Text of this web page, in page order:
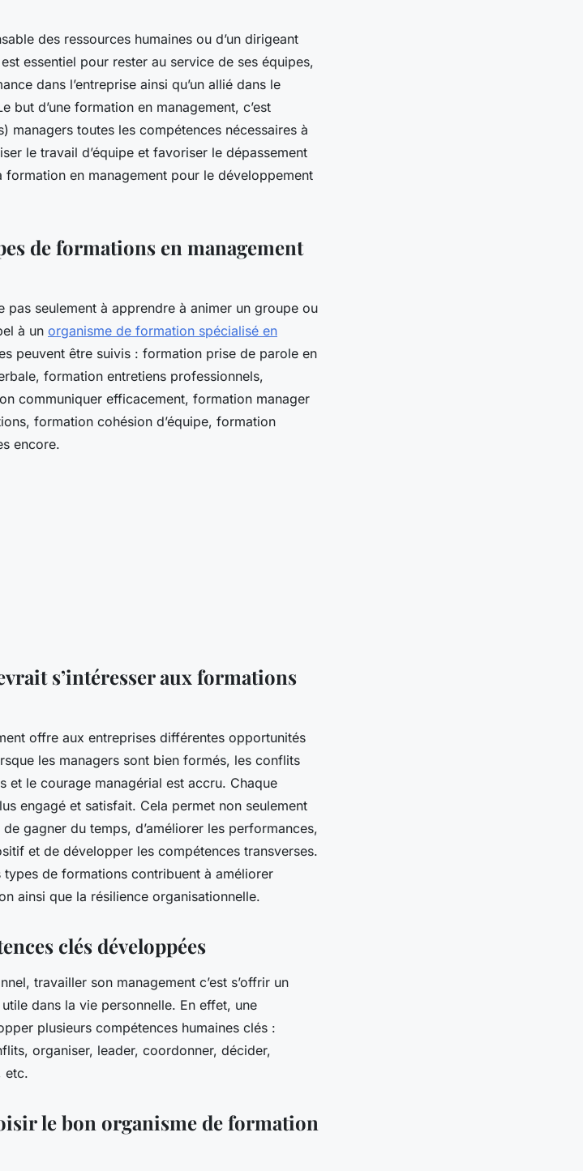
des ressources humaines ou d’un dirigeant
essentiel pour rester au service de ses équipes,
dans l’entreprise ainsi qu’un allié dans le
but d’une formation en management, c’est
managers toutes les compétences nécessaires à
le travail d’équipe et favoriser le dépassement
formation en management pour le développement
de formations en management
pas seulement à apprendre à animer un groupe ou
à un organisme de formation spécialisé en
peuvent être suivis : formation prise de parole en
formation entretiens professionnels,
communiquer efficacement, formation manager
formation cohésion d’équipe, formation
encore.
s’intéresser aux formations
offre aux entreprises différentes opportunités
les managers sont bien formés, les conflits
et le courage managérial est accru. Chaque
engagé et satisfait. Cela permet non seulement
gagner du temps, d’améliorer les performances,
et de développer les compétences transverses.
de formations contribuent à améliorer
ainsi que la résilience organisationnelle.
clés développées
travailler son management c’est s’offrir un
dans la vie personnelle. En effet, une
plusieurs compétences humaines clés :
organiser, leader, coordonner, décider,
etc.
le bon organisme de formation